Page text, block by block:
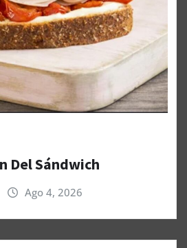
Del Sándwich
Ago 4, 2026